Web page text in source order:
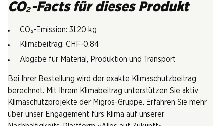
CO₂-Facts für dieses Produkt
CO₂-Emission: 31.20 kg
Klimabeitrag: CHF-0.84
Abgabe für Material, Produktion und Transport
Bei Ihrer Bestellung wird der exakte Klimaschutzbeitrag
berechnet. Mit Ihrem Klimabeitrag unterstützen Sie aktiv
Klimaschutzprojekte der Migros-Gruppe. Erfahren Sie mehr
über unser Engagement fürs Klima auf unserer